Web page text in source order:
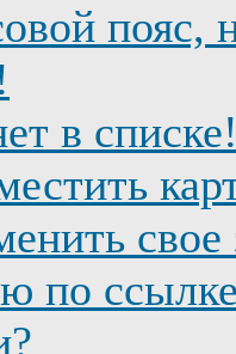
пояс,
в
свое
по